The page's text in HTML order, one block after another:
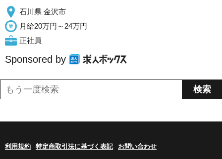
石川県 金沢市
月給20万円～24万円
正社員
Sponsored by
利用規約 特定商取引法に基づく表記 お問い合わせ